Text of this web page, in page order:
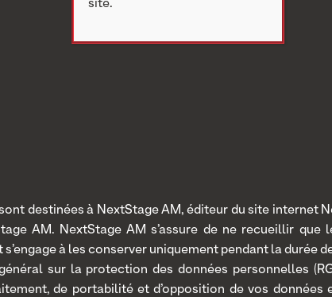
destinées à NextStage AM, éditeur du site internet
AM. NextStage AM s’assure de ne recueillir que
à les conserver uniquement pendant la durée
sur la protection des données personnelles
de portabilité et d’opposition de vos données
site.